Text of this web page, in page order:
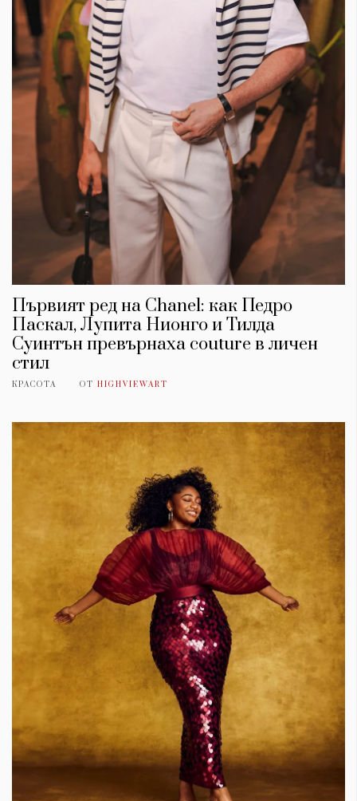
Първият ред на Chanel: как Педро
Паскал, Лупита Нионго и Тилда
Суинтън превърнаха couture в личен
стил
КРАСОТА ОТ HIGHVIEWART